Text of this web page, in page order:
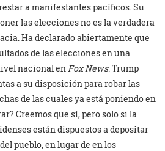
a manifestantes pacíficos. Su
las elecciones no es la verdadera
Ha declarado abiertamente que
de las elecciones en una
nacional enFox News. Trump
a su disposición para robar las
de las cuales ya está poniendo en
Creemos que sí, pero solo si la
están dispuestos a depositar
pueblo, en lugar de en los